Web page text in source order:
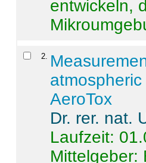
entwickeln,
2
AeroTox
Dr. rer. nat.
Laufzeit:
Mittelgeber: